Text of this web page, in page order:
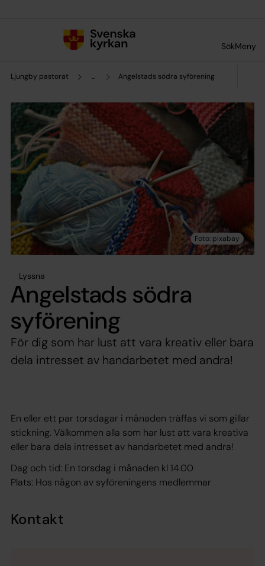
SökMeny
Ljungby pastorat ... Angelstads södra syförening
Lyssna
Angelstads södra
syförening
För dig som har lust att vara kreativ eller bara
dela intresset av handarbetet med andra!
En eller ett par torsdagar i månaden träffas vi som gillar
stickning. Välkommen alla som har lust att vara kreativa
eller bara dela intresset av handarbetet med andra!
Dag och tid: En torsdag i månaden kl 14.00
Plats: Hos någon av syföreningens medlemmar
Kontakt